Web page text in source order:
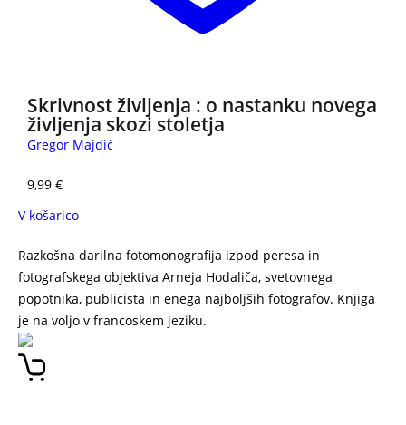
Skrivnost življenja : o nastanku novega
življenja skozi stoletja
Gregor Majdič
9,99 €
V košarico
Razkošna darilna fotomonografija izpod peresa in
fotografskega objektiva Arneja Hodaliča, svetovnega
popotnika, publicista in enega najboljših fotografov. Knjiga
je na voljo v francoskem jeziku.